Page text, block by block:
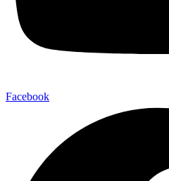
Facebook